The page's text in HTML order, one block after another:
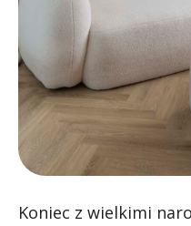
Koniec z wielkimi